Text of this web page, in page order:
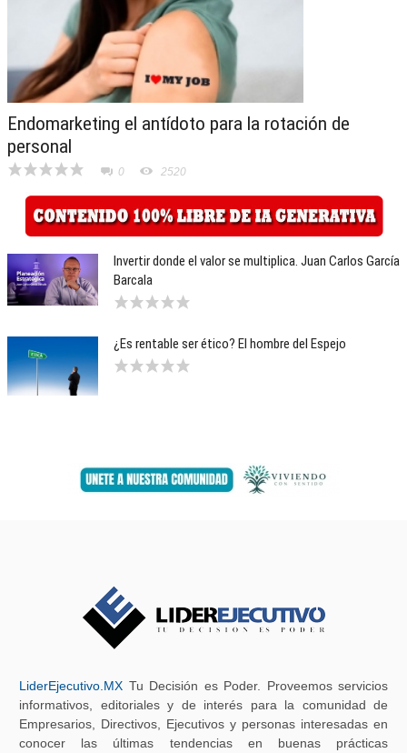
Endomarketing el antídoto para la rotación de
personal
0 2520
Invertir donde el valor se multiplica. Juan Carlos García
Barcala
¿Es rentable ser ético? El hombre del Espejo
LiderEjecutivo.MX Tu Decisión es Poder. Proveemos servicios
informativos, editoriales y de interés para la comunidad de
Empresarios, Directivos, Ejecutivos y personas interesadas en
conocer las últimas tendencias en buenas prácticas